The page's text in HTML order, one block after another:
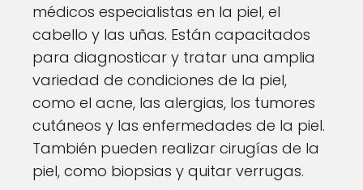
médicos especialistas en la piel, el
cabello y las uñas. Están capacitados
para diagnosticar y tratar una amplia
variedad de condiciones de la piel,
como el acne, las alergias, los tumores
cutáneos y las enfermedades de la piel.
También pueden realizar cirugías de la
piel, como biopsias y quitar verrugas.